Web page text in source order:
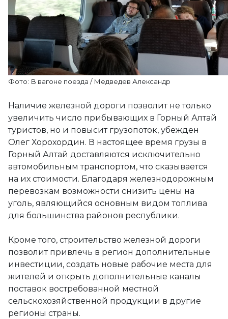
Фото: В вагоне поезда / Медведев Александр
Наличие железной дороги позволит не только
увеличить число прибывающих в Горный Алтай
туристов, но и повысит грузопоток, убежден
Олег Хорохордин. В настоящее время грузы в
Горный Алтай доставляются исключительно
автомобильным транспортом, что сказывается
на их стоимости. Благодаря железнодорожным
перевозкам возможности снизить цены на
уголь, являющийся основным видом топлива
для большинства районов республики.
Кроме того, строительство железной дороги
позволит привлечь в регион дополнительные
инвестиции, создать новые рабочие места для
жителей и открыть дополнительные каналы
поставок востребованной местной
сельскохозяйственной продукции в другие
регионы страны.